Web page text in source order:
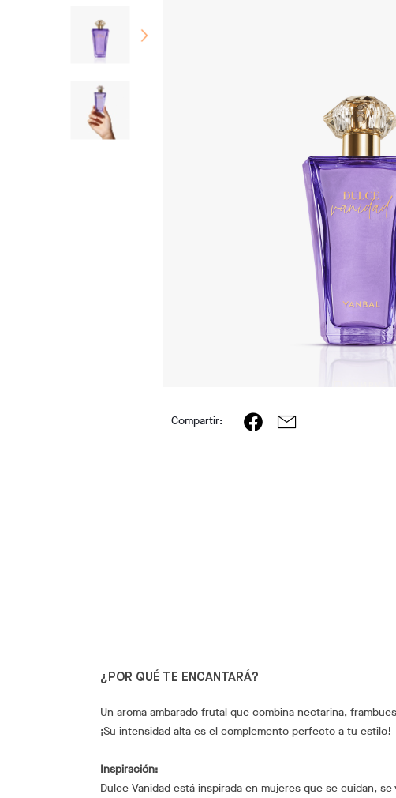
Compartir:
¿POR QUÉ TE ENCANTARÁ?
Un aroma ambarado frutal que combina nectarina,
¡Su intensidad alta es el complemento perfecto a tu estilo!
Inspiración:
Dulce Vanidad está inspirada en mujeres que se cuidan, se